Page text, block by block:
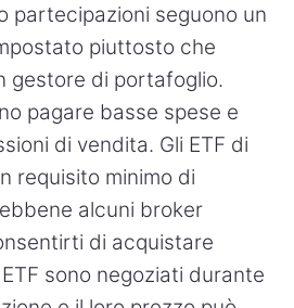
partecipazioni seguono un
piuttosto che
gestore di portafoglio.
pagare basse spese e
di vendita. Gli ETF di
requisito minimo di
alcuni broker
di acquistare
sono negoziati durante